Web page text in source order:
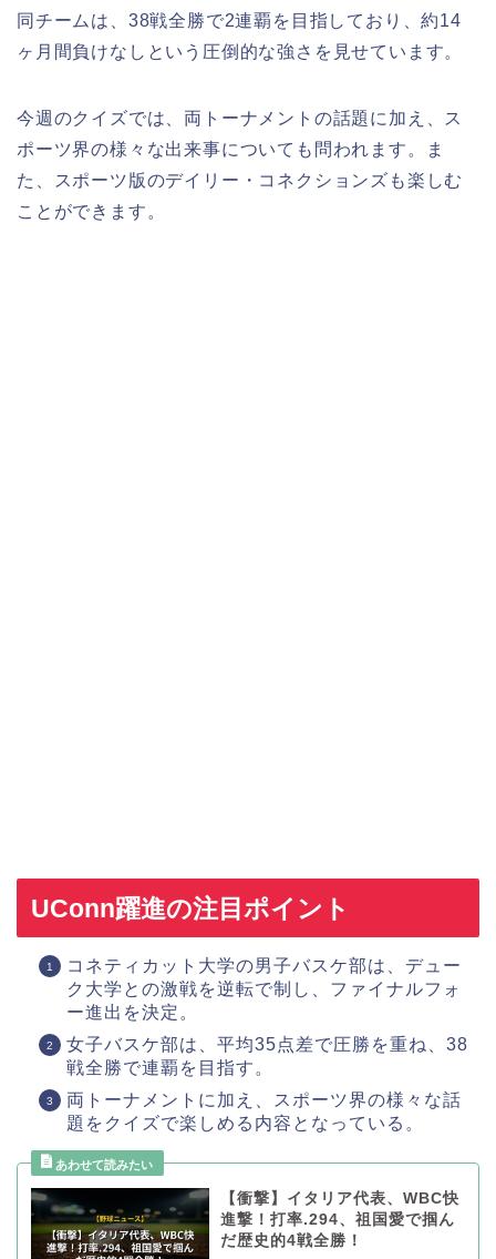
同チームは、38戦全勝で2連覇を目指しており、約14
ヶ月間負けなしという圧倒的な強さを見せています。
今週のクイズでは、両トーナメントの話題に加え、ス
ポーツ界の様々な出来事についても問われます。ま
た、スポーツ版のデイリー・コネクションズも楽しむ
ことができます。
UConn躍進の注目ポイント
コネティカット大学の男子バスケ部は、デュー
ク大学との激戦を逆転で制し、ファイナルフォ
ー進出を決定。
女子バスケ部は、平均35点差で圧勝を重ね、38
戦全勝で連覇を目指す。
両トーナメントに加え、スポーツ界の様々な話
題をクイズで楽しめる内容となっている。
【衝撃】イタリア代表、WBC快
進撃！打率.294、祖国愛で掴ん
だ歴史的4戦全勝！